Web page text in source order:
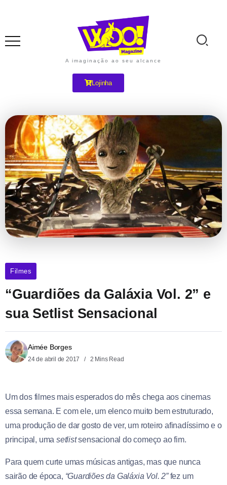
A imaginação ao seu alcance
Lojinha
Filmes
“Guardiões da Galáxia Vol. 2” e
sua Setlist Sensacional
Aimée Borges
24 de abril de 2017 2 Mins Read
Um dos filmes mais esperados do mês chega aos cinemas
essa semana. E com ele, um elenco muito bem estruturado,
uma produção de dar gosto de ver, um roteiro afinadíssimo e o
principal, umasetlistsensacional do começo ao fim.
Para quem curte umas músicas antigas, mas que nunca
sairão de época, “Guardiões da Galáxia Vol. 2”fez um